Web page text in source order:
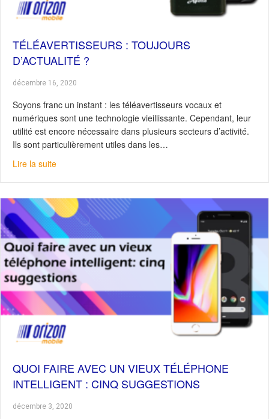
TÉLÉAVERTISSEURS : TOUJOURS
D’ACTUALITÉ ?
décembre 16, 2020
Soyons franc un instant : les téléavertisseurs vocaux et
numériques sont une technologie vieillissante. Cependant, leur
utilité est encore nécessaire dans plusieurs secteurs d’activité.
Ils sont particulièrement utiles dans les…
Lire la suiteabout Téléavertisseurs : toujours d’actualité ?
QUOI FAIRE AVEC UN VIEUX TÉLÉPHONE
INTELLIGENT : CINQ SUGGESTIONS
décembre 3, 2020